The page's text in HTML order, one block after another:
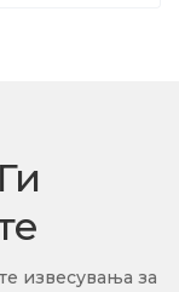
извесувања за